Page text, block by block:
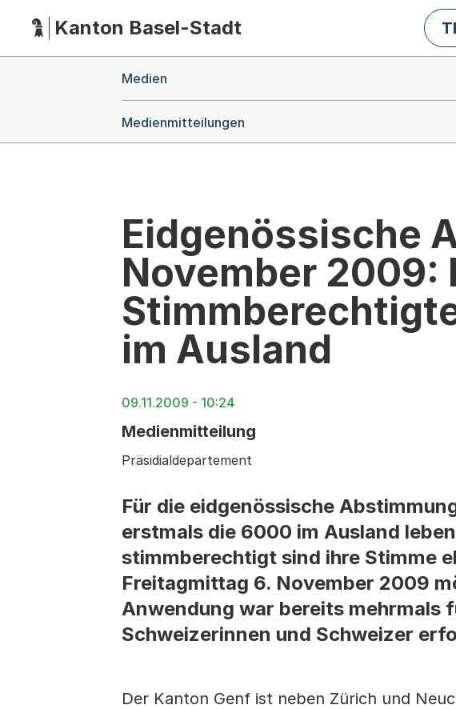
HauptnavigationKanton Basel-Stadt
Medien
Medienmitteilungen
Eidgenössische
November 2009:
im Ausland
09.11.2009 - 10:24
Medienmitteilung
Präsidialdepartement
Für die eidgenössische
erstmals die 6000 im Ausland
stimmberechtigt sind ihre Stimme
Freitagmittag 6. November 2009
Anwendung war bereits
Schweizerinnen und Schweizer
Der Kanton Genf ist neben Zürich und